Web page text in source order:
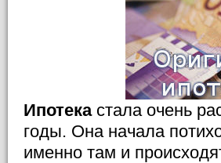
Ипотекастала очень
годы. Она начала
именно там и